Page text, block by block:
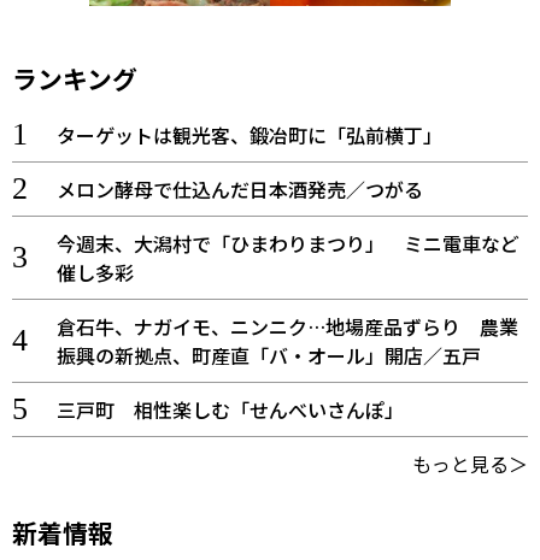
ランキング
ターゲットは観光客、鍛冶町に「弘前横丁」
メロン酵母で仕込んだ日本酒発売／つがる
今週末、大潟村で「ひまわりまつり」 ミニ電車など
催し多彩
倉石牛、ナガイモ、ニンニク…地場産品ずらり 農業
振興の新拠点、町産直「バ・オール」開店／五戸
三戸町 相性楽しむ「せんべいさんぽ」
もっと見る＞
新着情報